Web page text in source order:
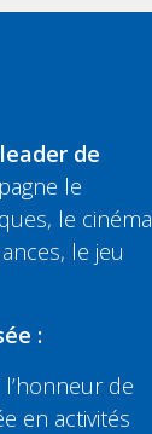
leader de
le
le cinéma
le jeu
:
de
en activités